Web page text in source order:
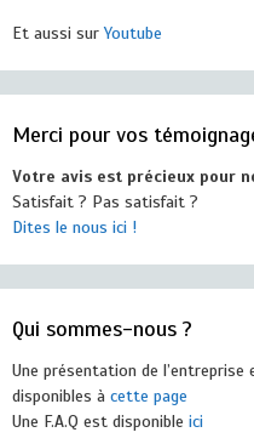
Et aussi surYoutube
Merci pour vos
Votre avis est précieux pour
Satisfait ? Pas satisfait ?
Dites le nous ici !
Qui sommes-nous ?
Une présentation de
disponibles à cette page
Une F.A.Q est disponible ici